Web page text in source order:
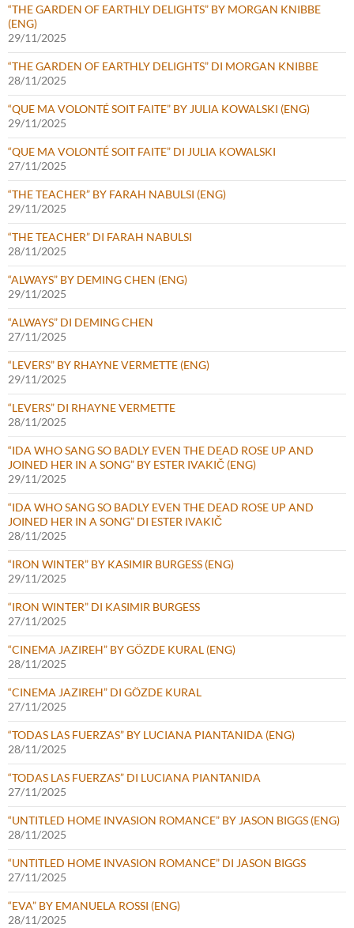
“THE GARDEN OF EARTHLY DELIGHTS” BY MORGAN KNIBBE
(ENG)
29/11/2025
“THE GARDEN OF EARTHLY DELIGHTS” DI MORGAN KNIBBE
28/11/2025
“QUE MA VOLONTÉ SOIT FAITE” BY JULIA KOWALSKI (ENG)
29/11/2025
“QUE MA VOLONTÉ SOIT FAITE” DI JULIA KOWALSKI
27/11/2025
“THE TEACHER” BY FARAH NABULSI (ENG)
29/11/2025
“THE TEACHER” DI FARAH NABULSI
28/11/2025
“ALWAYS” BY DEMING CHEN (ENG)
29/11/2025
“ALWAYS” DI DEMING CHEN
27/11/2025
“LEVERS” BY RHAYNE VERMETTE (ENG)
29/11/2025
“LEVERS” DI RHAYNE VERMETTE
28/11/2025
“IDA WHO SANG SO BADLY EVEN THE DEAD ROSE UP AND
JOINED HER IN A SONG” BY ESTER IVAKIČ (ENG)
29/11/2025
“IDA WHO SANG SO BADLY EVEN THE DEAD ROSE UP AND
JOINED HER IN A SONG” DI ESTER IVAKIČ
28/11/2025
“IRON WINTER” BY KASIMIR BURGESS (ENG)
29/11/2025
“IRON WINTER” DI KASIMIR BURGESS
27/11/2025
“CINEMA JAZIREH” BY GÖZDE KURAL (ENG)
28/11/2025
“CINEMA JAZIREH” DI GÖZDE KURAL
27/11/2025
“TODAS LAS FUERZAS” BY LUCIANA PIANTANIDA (ENG)
28/11/2025
“TODAS LAS FUERZAS” DI LUCIANA PIANTANIDA
27/11/2025
“UNTITLED HOME INVASION ROMANCE” BY JASON BIGGS (ENG)
28/11/2025
“UNTITLED HOME INVASION ROMANCE” DI JASON BIGGS
27/11/2025
“EVA” BY EMANUELA ROSSI (ENG)
28/11/2025